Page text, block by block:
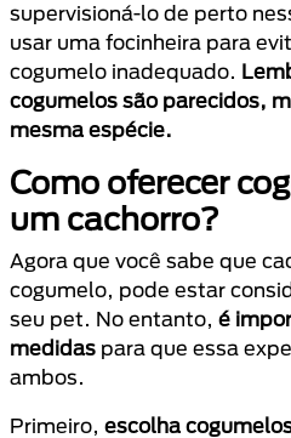
supervisioná-lo de perto
usar uma focinheira para
cogumelo inadequado.
cogumelos são parecidos,
mesma espécie.
Como oferecer
um cachorro?
Agora que você sabe que
cogumelo, pode estar
seu pet. No entanto, é
medidas para que essa
ambos.
Primeiro, escolha